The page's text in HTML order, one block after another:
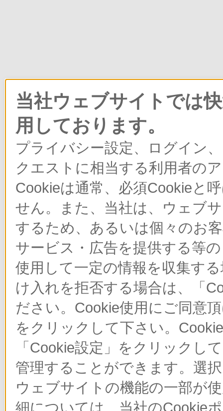
当社ウェブサイトでは
用しております。
プライバシー設定、ログイン
クエストに相当する利用者の
Cookieは通常、必須Cookieと
せん。また、当社は、ウェブ
するため、あるいは個々のお
サービス・広告を提供する等
使用して一定の情報を収集す
け入れを拒否する場合は、「
ださい。Cookie使用にご同意
をクリックして下さい。
「Cookie設定」をクリックし
管理することができます。選
ウェブサイトの機能の一部が
細については、当社のCookie